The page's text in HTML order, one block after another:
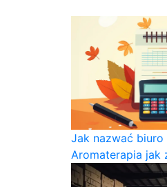
Jak nazwać biuro
Aromaterapia jak